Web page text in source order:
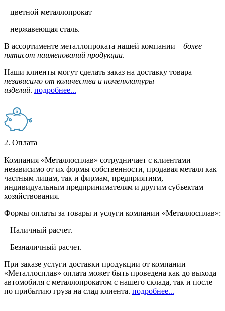
– цветной металлопрокат
– нержавеющая сталь.
В ассортименте металлопроката нашей компании – более
пятисот наименований продукции.
Наши клиенты могут сделать заказ на доставку товара
независимо от количества и номенклатуры
изделий. подробнее...
2. Оплата
Компания «Металлосплав» сотрудничает с клиентами
независимо от их формы собственности, продавая металл как
частным лицам, так и фирмам, предприятиям,
индивидуальным предпринимателям и другим субъектам
хозяйствования.
Формы оплаты за товары и услуги компании «Металлосплав»:
– Наличный расчет.
– Безналичный расчет.
При заказе услуги доставки продукции от компании
«Металлосплав» оплата может быть проведена как до выхода
автомобиля с металлопрокатом с нашего склада, так и после –
по прибытию груза на слад клиента. подробнее...